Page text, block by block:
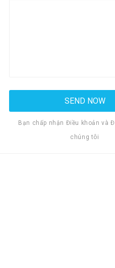
Bạn chấp nhận Điều khoản và
chúng tôi